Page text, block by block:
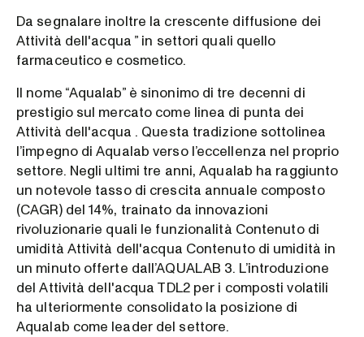
Da segnalare inoltre la crescente diffusione dei
Attività dell'acqua ” in settori quali quello
farmaceutico e cosmetico.
Il nome “Aqualab” è sinonimo di tre decenni di
prestigio sul mercato come linea di punta dei
Attività dell'acqua . Questa tradizione sottolinea
l’impegno di Aqualab verso l’eccellenza nel proprio
settore. Negli ultimi tre anni, Aqualab ha raggiunto
un notevole tasso di crescita annuale composto
(CAGR) del 14%, trainato da innovazioni
rivoluzionarie quali le funzionalità Contenuto di
umidità Attività dell'acqua Contenuto di umidità in
un minuto offerte dall’AQUALAB 3. L’introduzione
del Attività dell'acqua TDL2 per i composti volatili
ha ulteriormente consolidato la posizione di
Aqualab come leader del settore.